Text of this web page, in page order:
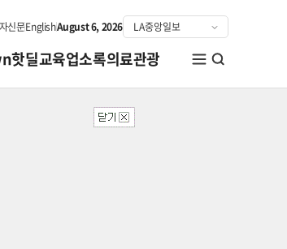
신문EnglishAugust 6, 2026
핫딜교육업소록의료관광